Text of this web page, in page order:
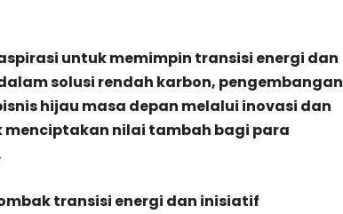
untuk memimpin transisi energi dan
solusi rendah karbon, pengembangan
hijau masa depan melalui inovasi dan
nilai tambah bagi para
transisi energi dan inisiatif